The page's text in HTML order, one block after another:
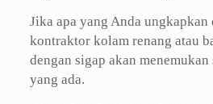
Jika apa yang Anda
kontraktor kolam renang atau
dengan sigap akan
yang ada.